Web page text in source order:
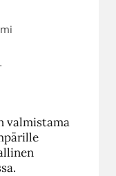
valmistama